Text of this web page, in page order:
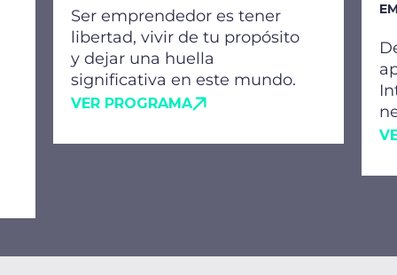
Ser emprendedor es tener
libertad, vivir de tu propósito
y dejar una huella
significativa en este mundo.
VER PROGRAMA